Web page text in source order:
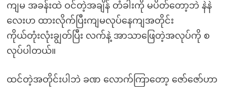
ကျမ အခန်းထဲ ဝင်တဲ့အချိန် တံခါးကို မပိတ်တော့ဘဲ နဲနဲ
လေးဟ ထားလိုက်ပြီးကျမလုပ်နေကျအတိုင်း
ကိုယ်တုံးလုံးချွတ်ပြီး လက်နဲ့ အာသာဖြေတဲ့အလုပ်ကို စ
လုပ်ပါတယ်။
ထင်တဲ့အတိုင်းပါဘဲ ခဏ လောက်ကြာတော့ ဇော်ဇော်ဟာ